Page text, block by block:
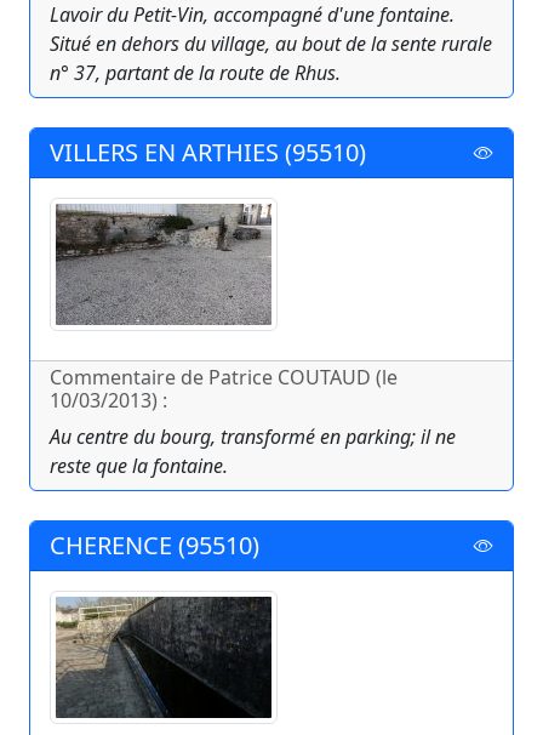
Lavoir du Petit-Vin, accompagné d'une fontaine.
Situé en dehors du village, au bout de la sente rurale
n° 37, partant de la route de Rhus.
VILLERS EN ARTHIES (95510)
Commentaire de Patrice COUTAUD (le
10/03/2013) :
Au centre du bourg, transformé en parking; il ne
reste que la fontaine.
CHERENCE (95510)